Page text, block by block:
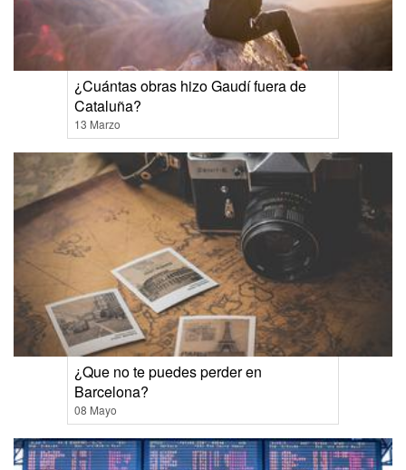
¿Cuántas obras hizo Gaudí fuera de
Cataluña?
13 Marzo
¿Que no te puedes perder en
Barcelona?
08 Mayo